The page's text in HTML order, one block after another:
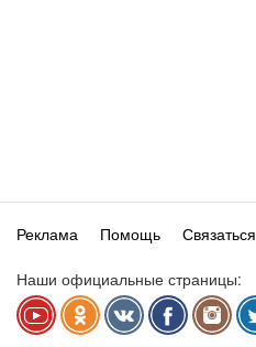
Реклама Помощь Связаться
Наши официальные страницы: